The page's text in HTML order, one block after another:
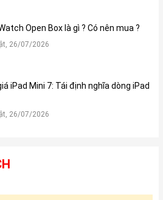
Open Box là gì ? Có nên mua ?
26/07/2026
iPad Mini 7: Tái định nghĩa dòng iPad
26/07/2026